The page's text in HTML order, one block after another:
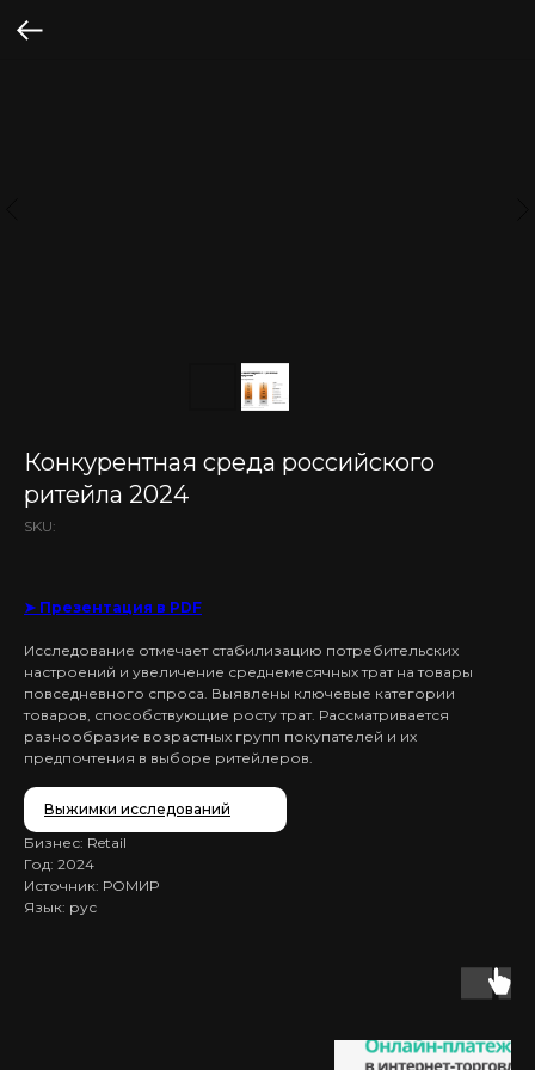
Конкурентная среда российского
ритейла 2024
SKU:
➤ Презентация в PDF
Исследование отмечает стабилизацию потребительских
настроений и увеличение среднемесячных трат на товары
повседневного спроса. Выявлены ключевые категории
товаров, способствующие росту трат. Рассматривается
разнообразие возрастных групп покупателей и их
предпочтения в выборе ритейлеров.
Выжимки исследований
Бизнес: Retail
Год: 2024
Источник: РОМИР
Язык: рус